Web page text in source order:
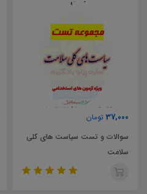
37,000 تومان
سوالات و تست سیاست های کلی
سلامت